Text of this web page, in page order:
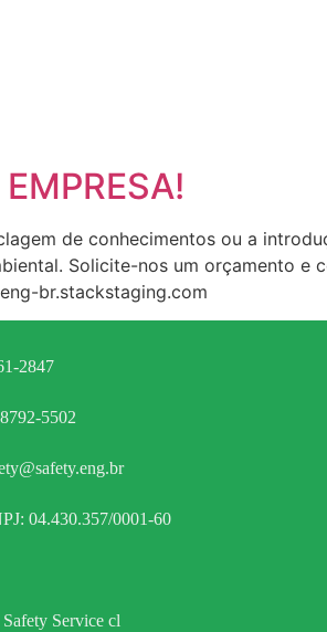
de conhecimentos ou a
Solicite-nos um orçamento e
br.stackstaging.com
2847
5502
04.430.357/0001-60
Service cl